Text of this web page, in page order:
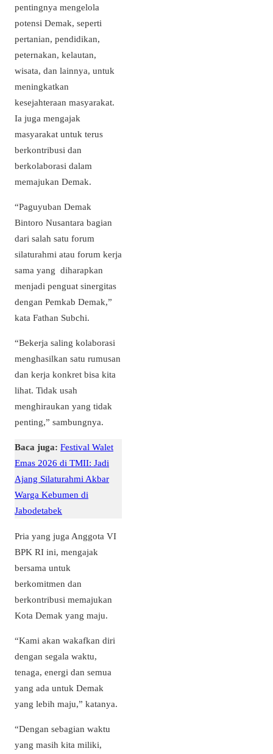
pentingnya mengelola
potensi Demak, seperti
pertanian, pendidikan,
peternakan, kelautan,
wisata, dan lainnya, untuk
meningkatkan
kesejahteraan masyarakat.
Ia juga mengajak
masyarakat untuk terus
berkontribusi dan
berkolaborasi dalam
memajukan Demak.
“Paguyuban Demak
Bintoro Nusantara bagian
dari salah satu forum
silaturahmi atau forum kerja
sama yang diharapkan
menjadi penguat sinergitas
dengan Pemkab Demak,”
kata Fathan Subchi.
“Bekerja saling kolaborasi
menghasilkan satu rumusan
dan kerja konkret bisa kita
lihat. Tidak usah
menghiraukan yang tidak
penting,” sambungnya.
Baca juga: Festival Walet
Emas 2026 di TMII: Jadi
Ajang Silaturahmi Akbar
Warga Kebumen di
Jabodetabek
Pria yang juga Anggota VI
BPK RI ini, mengajak
bersama untuk
berkomitmen dan
berkontribusi memajukan
Kota Demak yang maju.
“Kami akan wakafkan diri
dengan segala waktu,
tenaga, energi dan semua
yang ada untuk Demak
yang lebih maju,” katanya.
“Dengan sebagian waktu
yang masih kita miliki,